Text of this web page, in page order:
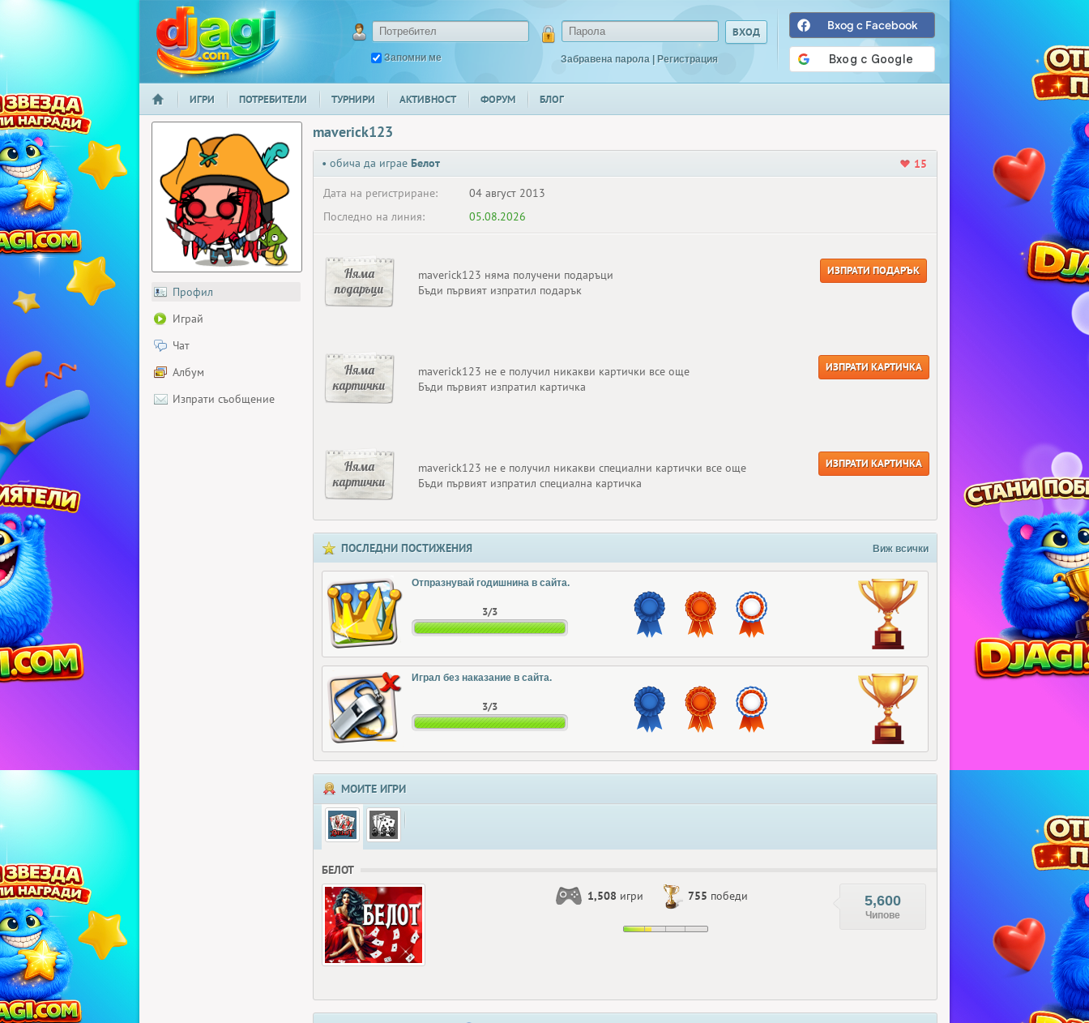
Запомни ме Забравена парола | Регистрация
Вход с Facebook
НАЧАЛО
ИГРИ ПОТРЕБИТЕЛИ ТУРНИРИ АКТИВНОСТ ФОРУМ БЛОГ
Профил
Играй
Чат
Албум
Изпрати съобщение
maverick123
• обича да играе Белот
15
Дата на регистриране:
04 август 2013
Последно на линия:
05.08.2026
Няма
подаръци
maverick123 няма получени подаръци
Бъди първият изпратил подарък
ИЗПРАТИ ПОДАРЪК
Няма
картички
maverick123 не е получил никакви картички все още
Бъди първият изпратил картичка
ИЗПРАТИ КАРТИЧКА
Няма
картички
maverick123 не е получил никакви специални картички все още
Бъди първият изпратил специална картичка
ИЗПРАТИ КАРТИЧКА
ПОСЛЕДНИ ПОСТИЖЕНИЯ Виж всички
Отпразнувай годишнина в сайта.
3/3
Играл без наказание в сайта.
3/3
МОИТЕ ИГРИ
БЕЛОТ
1,508 игри 755 победи 5,600
Чипове